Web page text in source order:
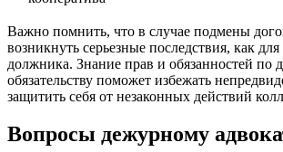
Важно помнить, что в случае подмены
возникнуть серьезные последствия, как
должника. Знание прав и обязанностей по
обязательству поможет избежать
защитить себя от незаконных действий
Вопросы дежурному